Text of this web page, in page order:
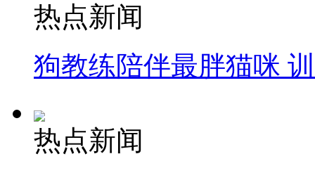
热点新闻
狗教练陪伴最胖猫咪
热点新闻